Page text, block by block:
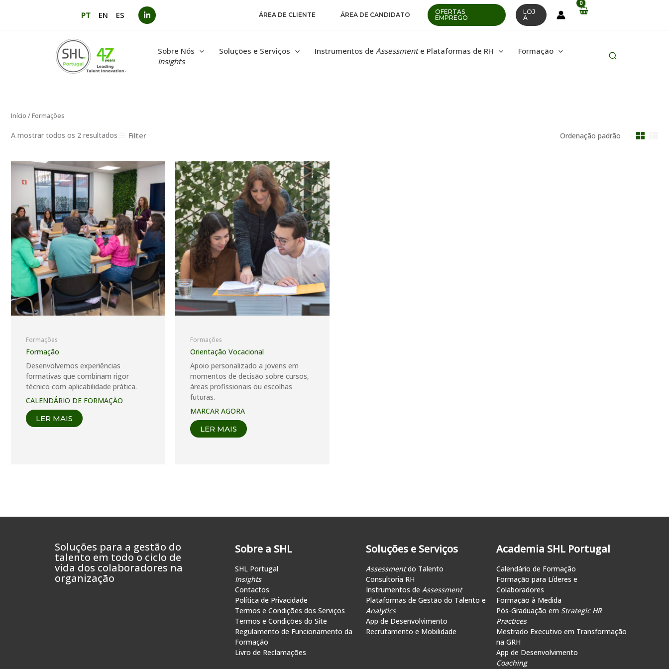
PT EN ES ÁREA DE CLIENTE ÁREA DE CANDIDATO
OFERTAS
EMPREGO
LOJ
A
Sobre Nós Soluções e Serviços Instrumentos deAssessmente Plataformas de RH
Formação
Insights
Pesquisar
Início / Formações
A mostrar todos os 2 resultados Filter
Formações
Formação
Desenvolvemos experiências
formativas que combinam rigor
técnico com aplicabilidade prática.
CALENDÁRIO DE FORMAÇÃO
LER MAIS
Formações
Orientação Vocacional
Apoio personalizado a jovens em
momentos de decisão sobre cursos,
áreas profissionais ou escolhas
futuras.
MARCAR AGORA
LER MAIS
Soluções para a gestão do
talento em todo o ciclo de
vida dos colaboradores na
organização
Sobre a SHL
SHL Portugal
Insights
Contactos
Política de Privacidade
Termos e Condições dos Serviços
Termos e Condições do Site
Regulamento de Funcionamento da
Formação
Livro de Reclamações
Soluções e Serviços
Assessmentdo Talento
Consultoria RH
Instrumentos de Assessment
Plataformas de Gestão do Talento e
Analytics
App de Desenvolvimento
Recrutamento e Mobilidade
Academia SHL Portugal
Calendário de Formação
Formação para Líderes e
Colaboradores
Formação à Medida
Pós-Graduação em Strategic HR
Practices
Mestrado Executivo em Transformação
na GRH
App de Desenvolvimento
Coaching